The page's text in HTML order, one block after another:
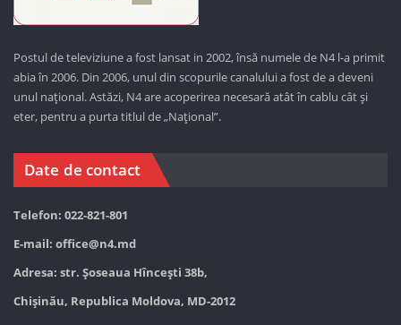
Postul de televiziune a fost lansat in 2002, însă numele de N4 l-a primit
abia în 2006. Din 2006, unul din scopurile canalului a fost de a deveni
unul național. Astăzi, N4 are acoperirea necesară atât în cablu cât și
eter, pentru a purta titlul de „Național”.
Date de contact
Telefon: 022-821-801
E-mail: office@n4.md
Adresa: str. Șoseaua Hînceşti 38b,
Chișinău, Republica Moldova, MD-2012